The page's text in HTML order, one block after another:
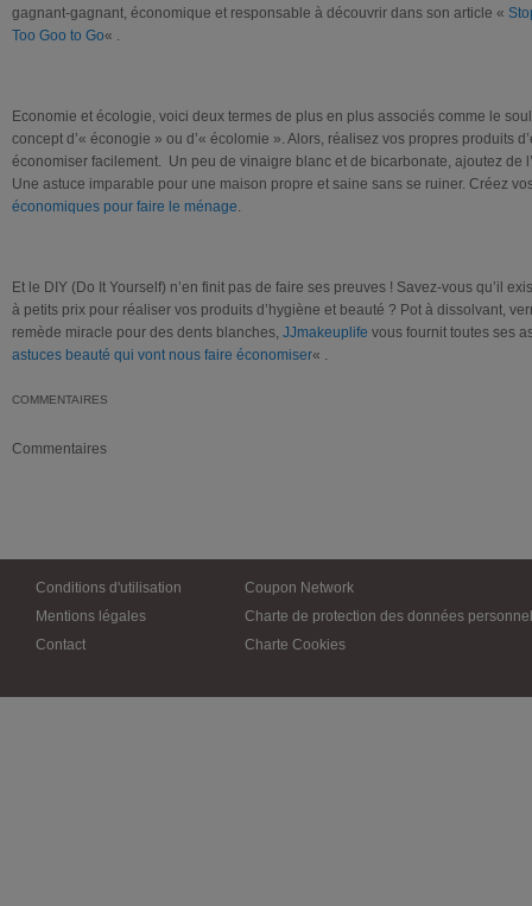
gagnant-gagnant, économique et responsable à découvrir dans son article «
Too Goo to Go« .
Economie et écologie, voici deux termes de plus en plus associés comme le
concept d’« éconogie » ou d’« écolomie ». Alors, réalisez vos propres produits
économiser facilement. Un peu de vinaigre blanc et de bicarbonate, ajoutez de
Une astuce imparable pour une maison propre et saine sans se ruiner. Créez
économiques pour faire le ménage
Et le DIY (Do It Yourself) n’en finit pas de faire ses preuves ! Savez-vous qu’il
à petits prix pour réaliser vos produits d’hygiène et beauté ? Pot à dissolvant,
remède miracle pour des dents blanches, JJmakeuplife vous fournit toutes ses
astuces beauté qui vont nous faire économiser« .
COMMENTAIRES
Commentaires
Conditions d'utilisation
Mentions légales
Contact
Coupon Network
Charte de protection des données
Charte Cookies